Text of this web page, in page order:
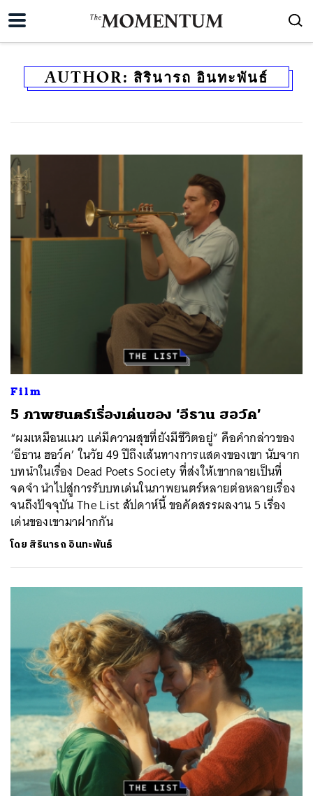
AUTHOR: สิรินารถ อินทะพันธ์
Film
5 ภาพยนตร์เรื่องเด่นของ ‘อีธาน ฮอว์ค’
“ผมเหมือนแมว แค่มีความสุขที่ยังมีชีวิตอยู่” คือคำกล่าวของ
‘อีธาน ฮอว์ค’ ในวัย 49 ปีถึงเส้นทางการแสดงของเขา นับจาก
บทนำในเรื่อง Dead Poets Society ที่ส่งให้เขากลายเป็นที่
จดจำ นำไปสู่การรับบทเด่นในภาพยนตร์หลายต่อหลายเรื่อง
จนถึงปัจจุบัน The List สัปดาห์นี้ ขอคัดสรรผลงาน 5 เรื่อง
เด่นของเขามาฝากกัน
โดย สิรินารถ อินทะพันธ์